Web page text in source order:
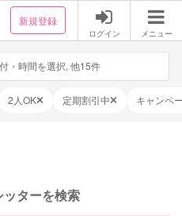
新規登録
ログイン メニュー
・時間を選択, 他15件
2人OK 定期割引中 キャンペ
ターを検索